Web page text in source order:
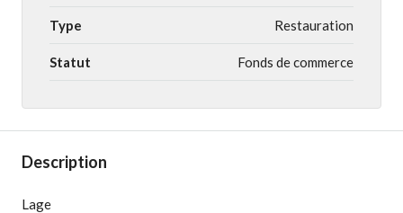
Type Restauration
Statut Fonds de commerce
Description
Lage